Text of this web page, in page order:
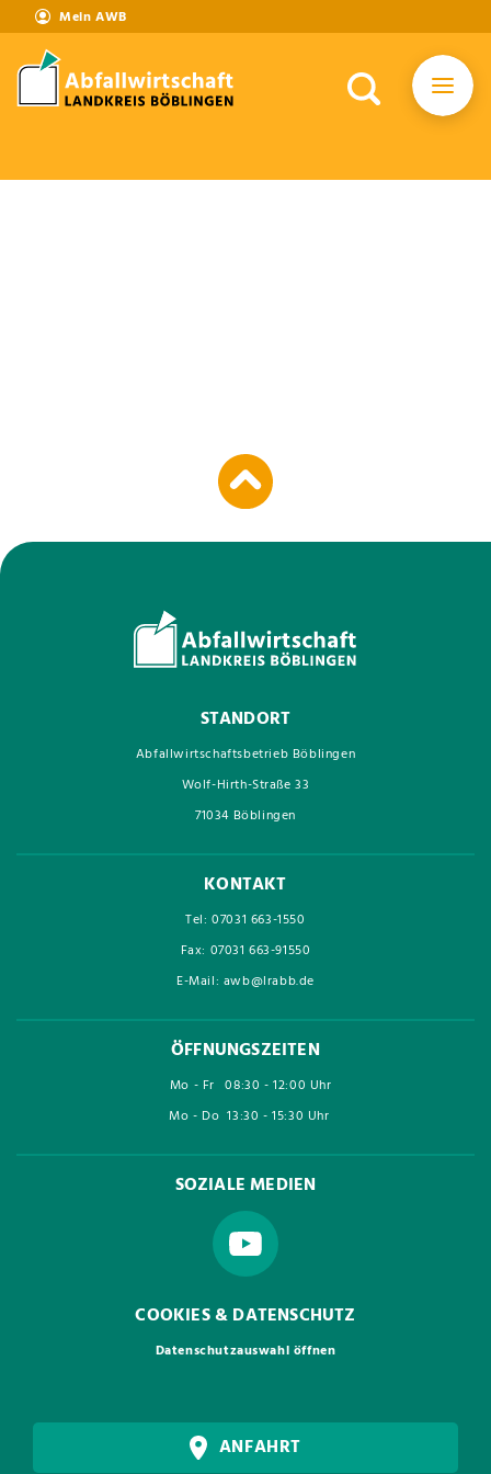
Mein AWB
STANDORT
Abfallwirtschaftsbetrieb Böblingen
Wolf-Hirth-Straße 33
71034 Böblingen
KONTAKT
Tel: 07031 663-1550
Fax: 07031 663-91550
E-Mail: awb@lrabb.de
ÖFFNUNGSZEITEN
Mo - Fr 08:30 - 12:00 Uhr
Mo - Do 13:30 - 15:30 Uhr
SOZIALE MEDIEN
COOKIES & DATENSCHUTZ
Datenschutzauswahl öffnen
ANFAHRT